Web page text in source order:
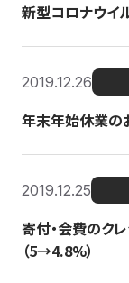
新型コロナウイ
2019.12.26
年末年始休業の
2019.12.25
寄付・会費のク
（5→4.8%）